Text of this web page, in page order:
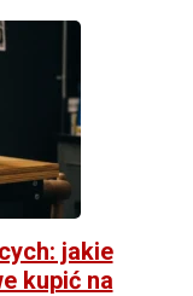
jakie
kupić na